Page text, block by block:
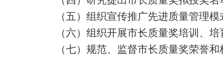
（五）组织宣传推广先进质量管理
（六） 组织开展市长质量奖培训、培
（七） 规范、监督市长质量奖荣誉和